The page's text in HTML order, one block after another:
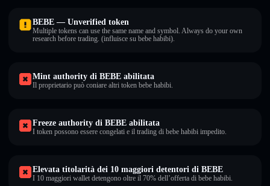
BEBE — Unverified token
Multiple tokens can use the same name and symbol. Always do your own
research before trading. (influisce su bebe habibi).
Mint authority di BEBE abilitata
Il proprietario può coniare altri token bebe habibi.
Freeze authority di BEBE abilitata
I token possono essere congelati e il trading di bebe habibi impedito.
Elevata titolarità dei 10 maggiori detentori di BEBE
I 10 maggiori wallet detengono oltre il 70% dell’offerta di bebe habibi.